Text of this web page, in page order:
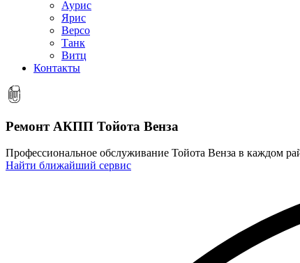
Аурис
Ярис
Версо
Танк
Витц
Контакты
Ремонт АКПП Тойота Венза
Профессиональное обслуживание Тойота Венза в каждом
Найти ближайший сервис